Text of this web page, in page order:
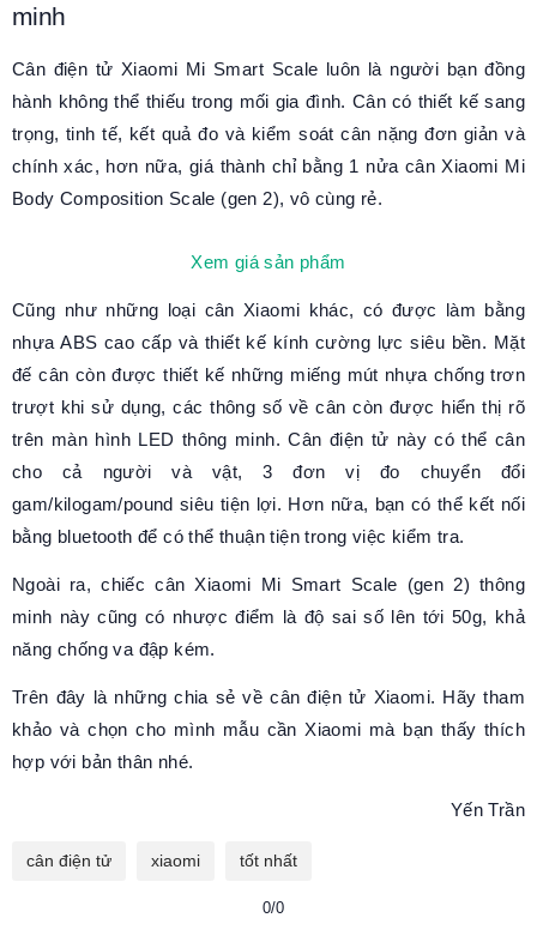
minh
Cân điện tử Xiaomi Mi Smart Scale luôn là người bạn đồng
hành không thể thiếu trong mối gia đình. Cân có thiết kế sang
trọng, tinh tế, kết quả đo và kiểm soát cân nặng đơn giản và
chính xác, hơn nữa, giá thành chỉ bằng 1 nửa cân Xiaomi Mi
Body Composition Scale (gen 2), vô cùng rẻ.
Xem giá sản phẩm
Cũng như những loại cân Xiaomi khác, có được làm bằng
nhựa ABS cao cấp và thiết kế kính cường lực siêu bền. Mặt
đế cân còn được thiết kế những miếng mút nhựa chống trơn
trượt khi sử dụng, các thông số về cân còn được hiển thị rõ
trên màn hình LED thông minh. Cân điện tử này có thể cân
cho cả người và vật, 3 đơn vị đo chuyển đổi
gam/kilogam/pound siêu tiện lợi. Hơn nữa, bạn có thể kết nối
bằng bluetooth để có thể thuận tiện trong việc kiểm tra.
Ngoài ra, chiếc cân Xiaomi Mi Smart Scale (gen 2) thông
minh này cũng có nhược điểm là độ sai số lên tới 50g, khả
năng chống va đập kém.
Trên đây là những chia sẻ về cân điện tử Xiaomi. Hãy tham
khảo và chọn cho mình mẫu cần Xiaomi mà bạn thấy thích
hợp với bản thân nhé.
Yến Trần
cân điện tử xiaomi tốt nhất
0/0